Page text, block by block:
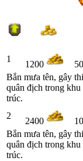
1
1200
Bắn mưa tên, gây
quân địch trong
trúc.
2
2400
Bắn mưa tên, gây
quân địch trong
trúc.